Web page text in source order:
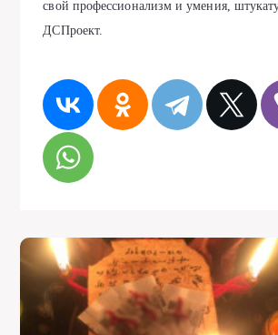
свой профессионализм и умения,
ДСПроект.